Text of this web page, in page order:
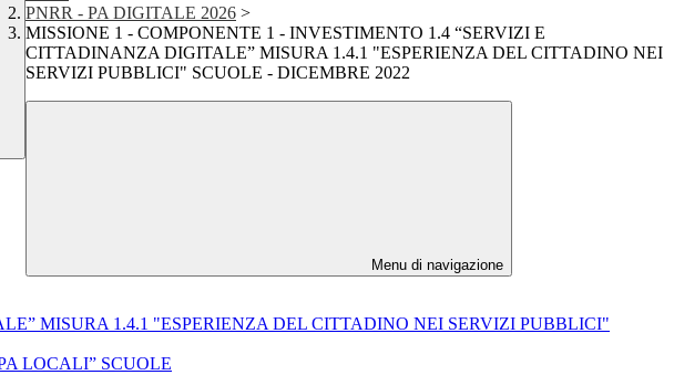
PNRR - PA DIGITALE 2026 >
MISSIONE 1 - COMPONENTE 1 - INVESTIMENTO 1.4 “SERVIZI E
CITTADINANZA DIGITALE” MISURA 1.4.1 "ESPERIENZA DEL CITTADINO NEI
SERVIZI PUBBLICI" SCUOLE - DICEMBRE 2022
Menu di navigazione
MISURA 1.4.1 "ESPERIENZA DEL CITTADINO NEI SERVIZI PUBBLICI"
LOCALI” SCUOLE